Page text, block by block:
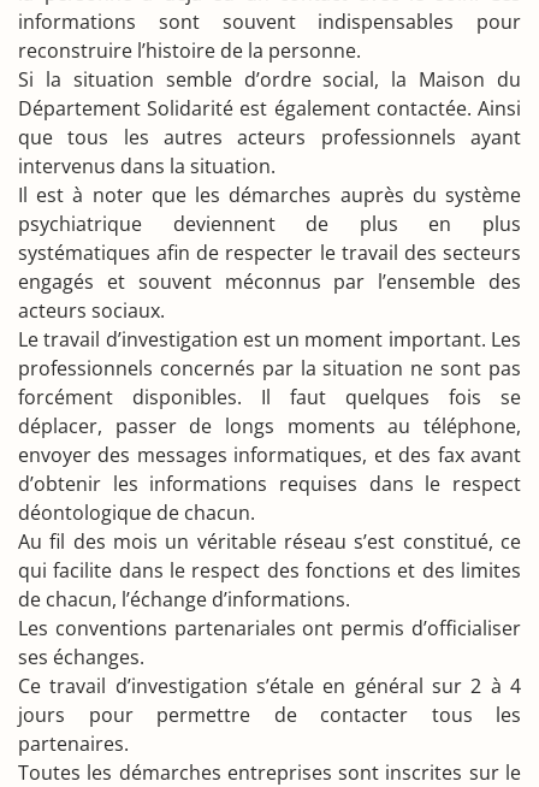
informations sont souvent indispensables pour
reconstruire l’histoire de la personne.
Si la situation semble d’ordre social, la Maison du
Département Solidarité est également contactée. Ainsi
que tous les autres acteurs professionnels ayant
intervenus dans la situation.
Il est à noter que les démarches auprès du système
psychiatrique deviennent de plus en plus
systématiques afin de respecter le travail des secteurs
engagés et souvent méconnus par l’ensemble des
acteurs sociaux.
Le travail d’investigation est un moment important. Les
professionnels concernés par la situation ne sont pas
forcément disponibles. Il faut quelques fois se
déplacer, passer de longs moments au téléphone,
envoyer des messages informatiques, et des fax avant
d’obtenir les informations requises dans le respect
déontologique de chacun.
Au fil des mois un véritable réseau s’est constitué, ce
qui facilite dans le respect des fonctions et des limites
de chacun, l’échange d’informations.
Les conventions partenariales ont permis d’officialiser
ses échanges.
Ce travail d’investigation s’étale en général sur 2 à 4
jours pour permettre de contacter tous les
partenaires.
Toutes les démarches entreprises sont inscrites sur le